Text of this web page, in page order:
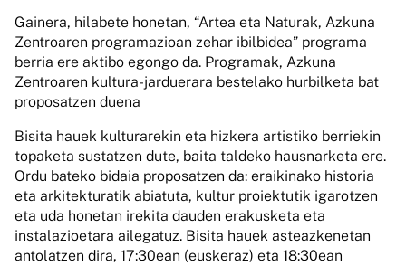
Gainera, hilabete honetan, “Artea eta Naturak, Azkuna
Zentroaren programazioan zehar ibilbidea” programa
berria ere aktibo egongo da. Programak, Azkuna
Zentroaren kultura-jarduerara bestelako hurbilketa bat
proposatzen duena
Bisita hauek kulturarekin eta hizkera artistiko berriekin
topaketa sustatzen dute, baita taldeko hausnarketa ere.
Ordu bateko bidaia proposatzen da: eraikinako historia
eta arkitekturatik abiatuta, kultur proiektutik igarotzen
eta uda honetan irekita dauden erakusketa eta
instalazioetara ailegatuz. Bisita hauek asteazkenetan
antolatzen dira, 17:30ean (euskeraz) eta 18:30ean